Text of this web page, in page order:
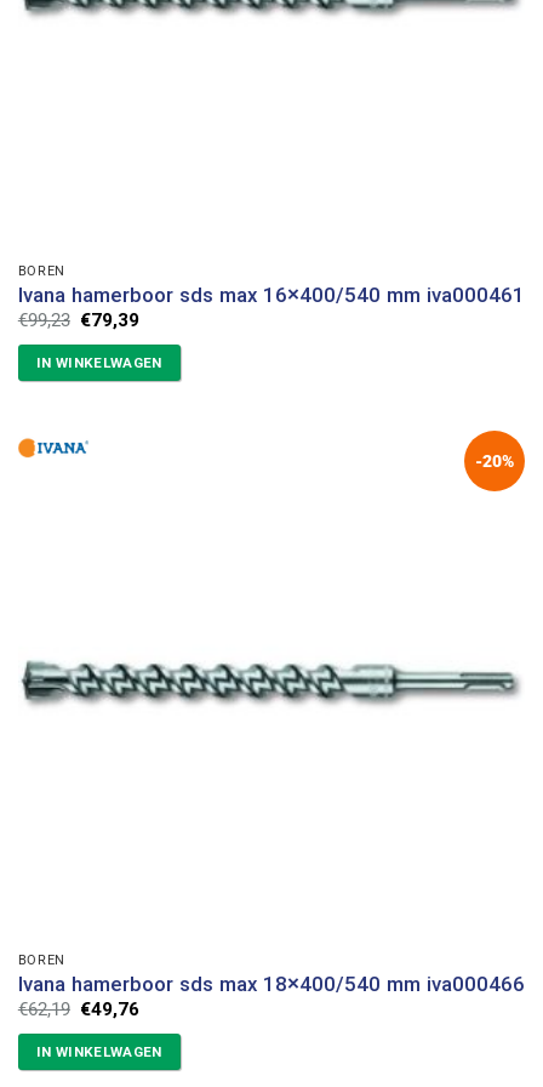
BOREN
Ivana hamerboor sds max 16×400/540 mm iva000461
€99,23 Oorspronkelijke
prijs
was:
€99,23.
€79,39Huidige
is:
€79,39.
IN WINKELWAGEN
-20%
BOREN
Ivana hamerboor sds max 18×400/540 mm iva000466
€62,19 Oorspronkelijke
prijs
was:
€62,19.
€49,76Huidige
is:
€49,76.
IN WINKELWAGEN